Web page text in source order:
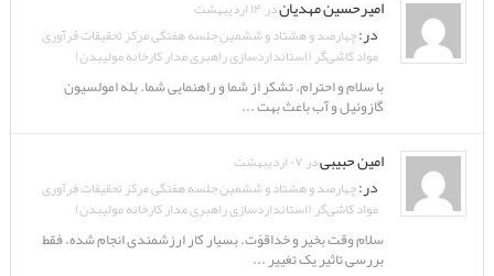
امیرحسین مهدیاندر ۱۴ اردیبهشت
در:چهارصد و هشتاد و ششمین جلسه هفتگی مرکز تحقیقات فرآوری
مواد کاشی‌گر (استانداردسازی راهبری مدار کارخانه مولیبدن)
با سلام و احترام. تشکر از شما و راهنمایی شما. بله امولسیون
گازوئیل و آب باعث بهت ...
امین حبیبیدر ۰۷ اردیبهشت
در:چهارصد و هشتاد و ششمین جلسه هفتگی مرکز تحقیقات فرآوری
مواد کاشی‌گر (استانداردسازی راهبری مدار کارخانه مولیبدن)
سلام وقت بخیر و خداقوّت. بسیار کار ارزشمندی انجام شده. فقط
بررسی تاثیر یک تغییر ...